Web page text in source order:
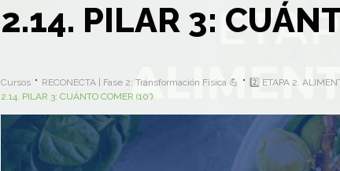
2.14. PILAR 3:
Cursos RECONECTA | Fase 2: Transformación Física 💪 2️⃣ ETAPA 2.
2.14. PILAR 3: CUÁNTO COMER (10′)